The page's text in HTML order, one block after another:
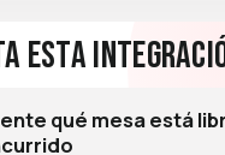
esta
qué mesa está